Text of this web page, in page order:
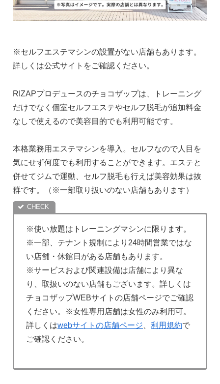
※セルフエステマシンの設置がない店舗もあります。
詳しくは公式サイトをご確認ください。
RIZAPプロデュースのチョコザップは、トレーニング
だけでなく個室セルフエステやセルフ脱毛が追加料金
なしで使えるので美容目的でも利用可能です。
本格業務用エステマシンを導入。セルフなので人目を
気にせず何度でも利用することができます。エステと
併せてジムで運動、セルフ脱毛も行えば美容効果は抜
群です。（※一部取り扱いのない店舗もあります）
※使い放題はトレーニングマシンに限ります。
※一部、テナント規制により24時間営業ではな
い店舗・休館日がある店舗もあります。
※サービスおよび関連設備は店舗により異な
り、取扱いのない店舗もございます。詳しくは
チョコザップWEBサイトの店舗ページでご確認
ください。※女性専用店舗は女性のみ利用可。
詳しくはwebサイトの店舗ページ 利用規約で
ご確認ください。